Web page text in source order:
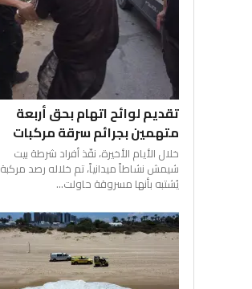
تقديم لوائح اتهام بحق أربعة
متهمين بجرائم سرقة مركبات
خلال الأيام الأخيرة، نفّذ أفراد شرطة بيت
شيمش نشاطاً ميدانياً، تم خلاله رصد مركبة
يُشتبه بأنها مسروقة حاولت...